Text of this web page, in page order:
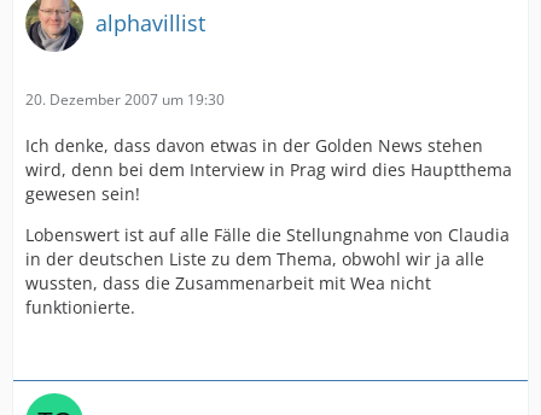
alphavillist
20. Dezember 2007 um 19:30
Ich denke, dass davon etwas in der Golden News stehen
wird, denn bei dem Interview in Prag wird dies Hauptthema
gewesen sein!
Lobenswert ist auf alle Fälle die Stellungnahme von Claudia
in der deutschen Liste zu dem Thema, obwohl wir ja alle
wussten, dass die Zusammenarbeit mit Wea nicht
funktionierte.